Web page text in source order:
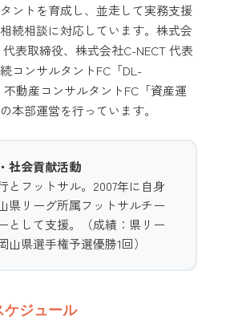
ントを育成し、並走して実務支援
続相談に対応しています。株式会
表取締役、株式会社C-NECT 代表
コンサルタントFC「DL-
不動産コンサルタントFC「資産運
本部運営を行っています。
社会貢献活動
とフットサル。2007年に自身
県リーグ所属フットサルチー
として支援。（成績：県リー
山県選手権予選優勝1回）
ケジュール